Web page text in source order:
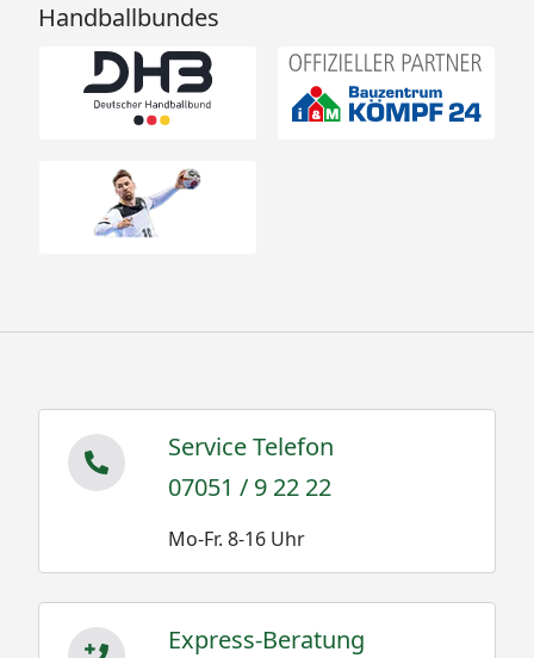
Handballbundes
Service Telefon
07051 / 9 22 22
Mo-Fr. 8-16 Uhr
Express-Beratung